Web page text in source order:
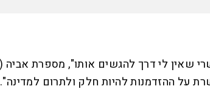
על ההזדמנות להיות חלק ולתרום למדינה".